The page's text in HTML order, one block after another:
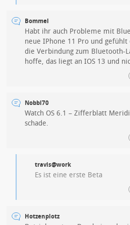
Bommel
Habt ihr auch Probleme mit
neue IPhone 11 Pro und
die Verbindung zum Bluetooth-
hoffe, das liegt an IOS 13 und
Nobbi70
Watch OS 6.1 – Zifferblatt
schade.
travis@work
Es ist eine erste Beta
Hotzenplotz